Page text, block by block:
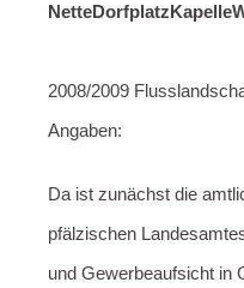
NetteDorfplatzKapelle
2008/2009
Angaben:
Da ist zunächst die
pfälzischen
und Gewerbeaufsicht in